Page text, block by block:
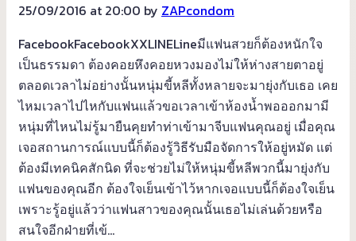
25/09/2016 at 20:00 by ZAPcondom
FacebookFacebookXXLINELineมีแฟนสวยก็ต้องหนักใจ
เป็นธรรมดา ต้องคอยหึงคอยหวงมองไม่ให้ห่างสายตาอยู่
ตลอดเวลาไม่อย่างนั้นหนุ่มขี้หลีทั้งหลายจะมายุ่งกับเธอ เคย
ไหมเวลาไปไหกับแฟนแล้วขอเวลาเข้าห้องน้ำพอออกมามี
หนุ่มที่ไหนไม่รู้มายืนคุยทำท่าเข้ามาจีบแฟนคุณอยู่ เมื่อคุณ
เจอสถานการณ์แบบนี้ก็ต้องรู้วิธีรับมือจัดการให้อยู่หมัด แต่
ต้องมีเทคนิคสักนิด ที่จะช่วยไม่ให้หนุ่มขี้หลีพวกนี้มายุ่งกับ
แฟนของคุณอีก ต้องใจเย็นเข้าไว้หากเจอแบบนี้ก็ต้องใจเย็น
เพราะรู้อยู่แล้วว่าแฟนสาวของคุณนั้นเธอไม่เล่นด้วยหรือ
สนใจอีกฝ่ายที่เข้…